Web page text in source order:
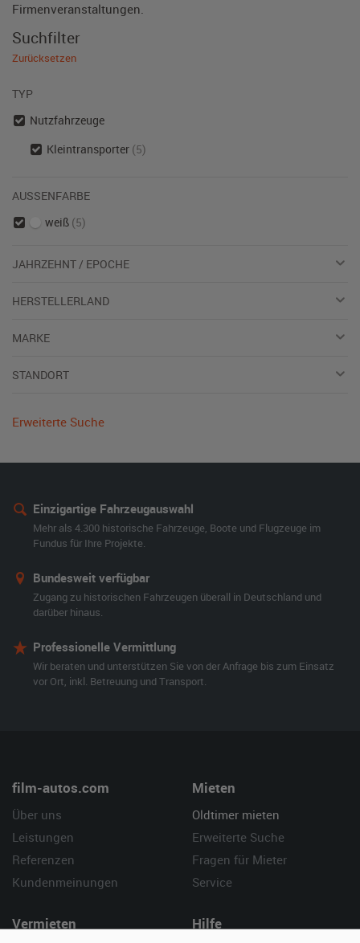
Firmenveranstaltungen.
Suchfilter
Zurücksetzen
TYP
Nutzfahrzeuge
Kleintransporter (5)
AUSSENFARBE
weiß (5)
JAHRZEHNT / EPOCHE
HERSTELLERLAND
MARKE
STANDORT
Erweiterte Suche
Einzigartige Fahrzeugauswahl
Mehr als 4.300 historische Fahrzeuge, Boote und Flugzeuge im
Fundus für Ihre Projekte.
Bundesweit verfügbar
Zugang zu historischen Fahrzeugen überall in Deutschland und
darüber hinaus.
Professionelle Vermittlung
Wir beraten und unterstützen Sie von der Anfrage bis zum Einsatz
vor Ort, inkl. Betreuung und Transport.
film-autos.com
Über uns
Leistungen
Referenzen
Kundenmeinungen
Mieten
Oldtimer mieten
Erweiterte Suche
Fragen für Mieter
Service
Vermieten Hilfe